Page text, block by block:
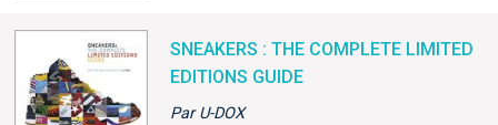
SNEAKERS : THE COMPLETE LIMITED
EDITIONS GUIDE
Par U-DOX